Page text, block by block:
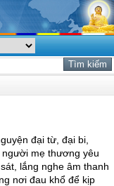
đại từ, đại bi,
mẹ thương yêu
lắng nghe âm thanh
nơi đau khổ để kịp